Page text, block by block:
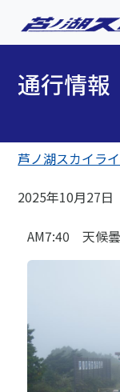
通行情報
芦ノ湖スカイラ
2025年10月27日
AM7:40 天候